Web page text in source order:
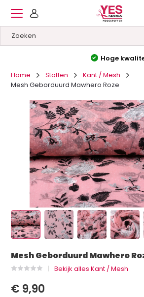
Hoge kwaliteit&Lage
Home
Stoffen
Kant / Mesh
Mesh Geborduurd Mawhero Roze
Mesh Geborduurd Mawhero
Bekijk alles Kant / Mesh
€ 9,90